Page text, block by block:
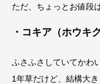
ただ、ちょっとお値段
・コキア（ホウキ
ふさふさしていてかわ
1年草だけど、結構大き